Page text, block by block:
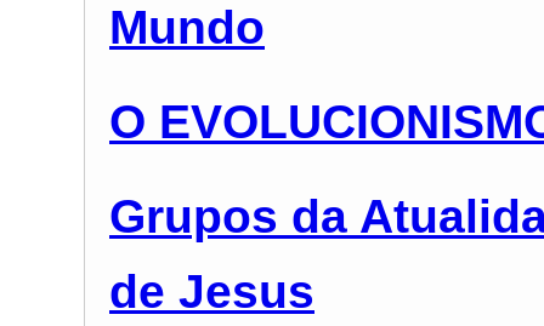
Mundo
O
Grupos da
de Jesus